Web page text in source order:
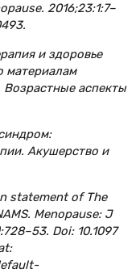
2016;23:1:7–
и здоровье
материалам
аспекты
Акушерство и
statement of The
Menopause: J
Doi: 10.1097